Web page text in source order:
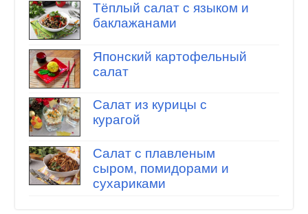
Тёплый салат с языком и
баклажанами
Японский картофельный
салат
Салат из курицы с
курагой
Салат с плавленым
сыром, помидорами и
сухариками